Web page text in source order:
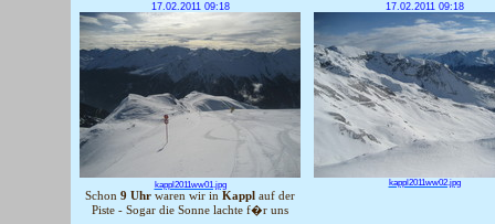
17.02.2011 09:18
kappl2011ww01.jpg
Schon 9 Uhr waren wir in Kappl auf der
Piste - Sogar die Sonne lachte f�r uns
17.02.2011 09:18
kappl2011ww02.jpg